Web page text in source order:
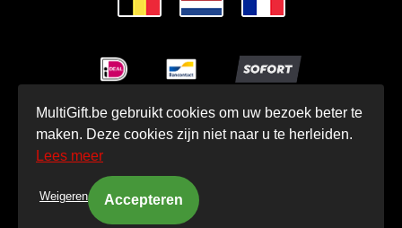
© MultiGift Relatiegeschenken 1993 - 2026
MultiGift.be gebruikt cookies om uw bezoek beter te
maken. Deze cookies zijn niet naar u te herleiden.
Lees meer
Weigeren